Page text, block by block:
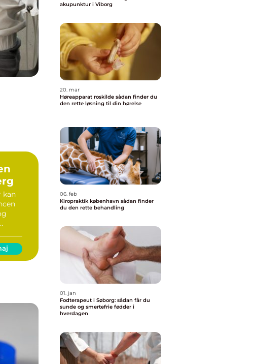
kan
akupunktur i Viborg
20. mar
Høreapparat roskilde sådan finder du
den rette løsning til din hørelse
06. feb
Kiropraktik københavn sådan finder
du den rette behandling
01. jan
Fodterapeut i Søborg: sådan får du
sunde og smertefrie fødder i
hverdagen